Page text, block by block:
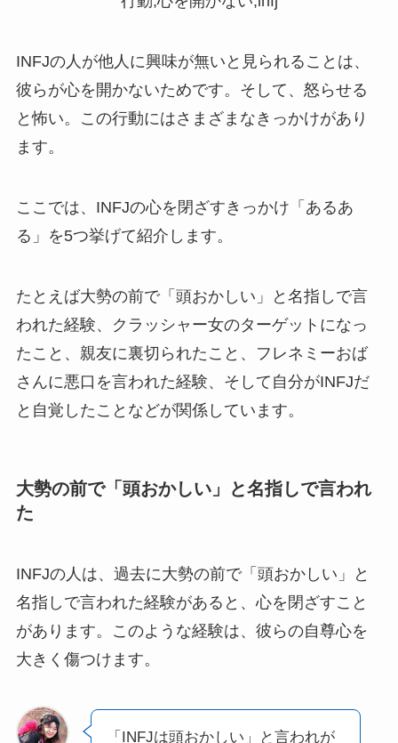
INFJの人が他人に興味が無いと見られることは、
彼らが心を開かないためです。そして、怒らせる
と怖い。この行動にはさまざまなきっかけがあり
ます。
ここでは、INFJの心を閉ざすきっかけ「あるあ
る」を5つ挙げて紹介します。
たとえば大勢の前で「頭おかしい」と名指しで言
われた経験、クラッシャー女のターゲットになっ
たこと、親友に裏切られたこと、フレネミーおば
さんに悪口を言われた経験、そして自分がINFJだ
と自覚したことなどが関係しています。
大勢の前で「頭おかしい」と名指しで言われ
た
INFJの人は、過去に大勢の前で「頭おかしい」と
名指しで言われた経験があると、心を閉ざすこと
があります。このような経験は、彼らの自尊心を
大きく傷つけます。
「INFJは頭おかしい」と言われが